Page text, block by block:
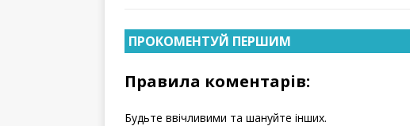
ПРОКОМЕНТУЙ ПЕРШИМ
Правила коментарів:
Будьте ввічливими та шануйте інших.